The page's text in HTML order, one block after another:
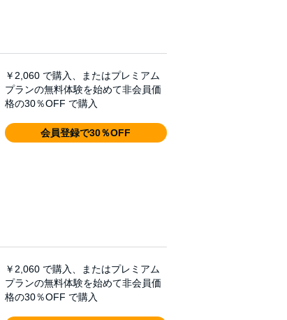
￥2,060 で購入、またはプレミアム
プランの無料体験を始めて非会員価
格の30％OFF で購入
会員登録で30％OFF
￥2,060 で購入、またはプレミアム
プランの無料体験を始めて非会員価
格の30％OFF で購入